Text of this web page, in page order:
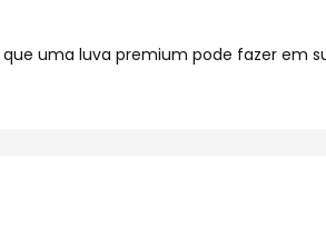
uma luva premium pode fazer em